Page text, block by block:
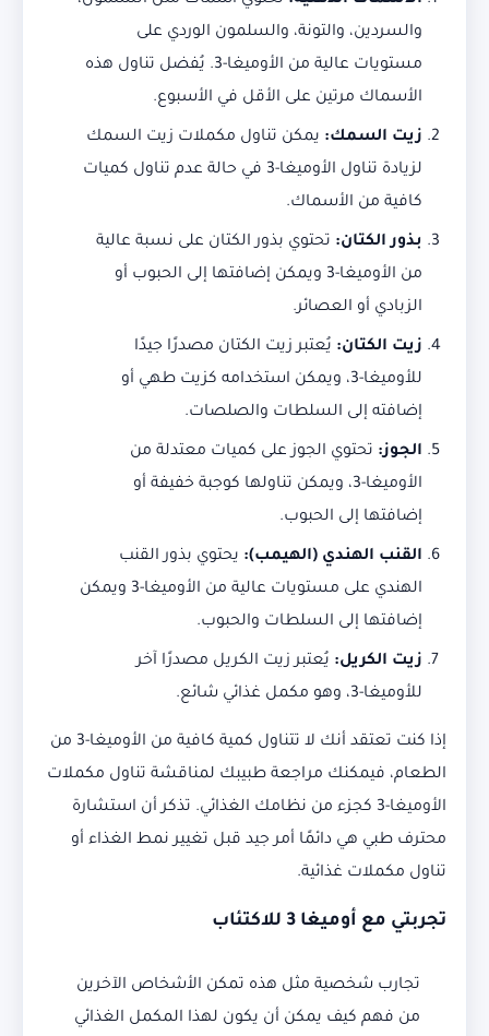
والسردين، والتونة، والسلمون الوردي على
مستويات عالية من الأوميغا-3. يُفضل تناول هذه
الأسماك مرتين على الأقل في الأسبوع.
زيت السمك: يمكن تناول مكملات زيت السمك
لزيادة تناول الأوميغا-3 في حالة عدم تناول كميات
كافية من الأسماك.
بذور الكتان: تحتوي بذور الكتان على نسبة عالية
من الأوميغا-3 ويمكن إضافتها إلى الحبوب أو
الزبادي أو العصائر.
زيت الكتان: يُعتبر زيت الكتان مصدرًا جيدًا
للأوميغا-3، ويمكن استخدامه كزيت طهي أو
إضافته إلى السلطات والصلصات.
الجوز: تحتوي الجوز على كميات معتدلة من
الأوميغا-3، ويمكن تناولها كوجبة خفيفة أو
إضافتها إلى الحبوب.
القنب الهندي (الهيمب): يحتوي بذور القنب
الهندي على مستويات عالية من الأوميغا-3 ويمكن
إضافتها إلى السلطات والحبوب.
زيت الكريل: يُعتبر زيت الكريل مصدرًا آخر
للأوميغا-3، وهو مكمل غذائي شائع.
إذا كنت تعتقد أنك لا تتناول كمية كافية من الأوميغا-3 من
الطعام، فيمكنك مراجعة طبيبك لمناقشة تناول مكملات
الأوميغا-3 كجزء من نظامك الغذائي. تذكر أن استشارة
محترف طبي هي دائمًا أمر جيد قبل تغيير نمط الغذاء أو
تناول مكملات غذائية.
تجربتي مع أوميغا 3 للاكتئاب
تجارب شخصية مثل هذه تمكن الأشخاص الآخرين
من فهم كيف يمكن أن يكون لهذا المكمل الغذائي